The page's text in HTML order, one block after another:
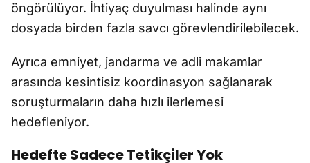
öngörülüyor. İhtiyaç duyulması halinde aynı
dosyada birden fazla savcı görevlendirilebilecek.
Ayrıca emniyet, jandarma ve adli makamlar
arasında kesintisiz koordinasyon sağlanarak
soruşturmaların daha hızlı ilerlemesi
hedefleniyor.
Hedefte Sadece Tetikçiler Yok